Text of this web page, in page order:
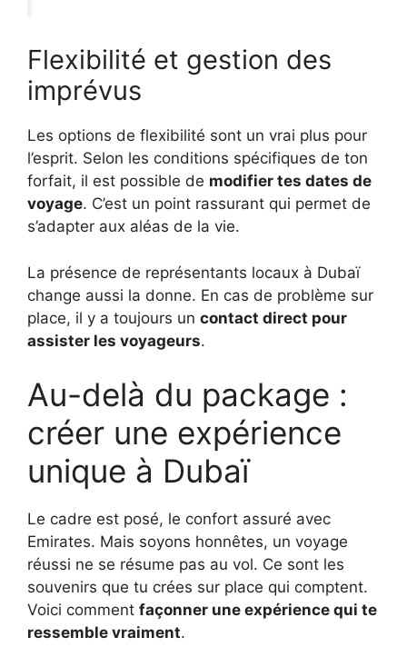
Flexibilité et gestion des
imprévus
Les options de flexibilité sont un vrai plus pour
l’esprit. Selon les conditions spécifiques de ton
forfait, il est possible de modifier tes dates de
voyage. C’est un point rassurant qui permet de
s’adapter aux aléas de la vie.
La présence de représentants locaux à Dubaï
change aussi la donne. En cas de problème sur
place, il y a toujours un contact direct pour
assister les voyageurs.
Au-delà du package :
créer une expérience
unique à Dubaï
Le cadre est posé, le confort assuré avec
Emirates. Mais soyons honnêtes, un voyage
réussi ne se résume pas au vol. Ce sont les
souvenirs que tu crées sur place qui comptent.
Voici comment façonner une expérience qui te
ressemble vraiment.